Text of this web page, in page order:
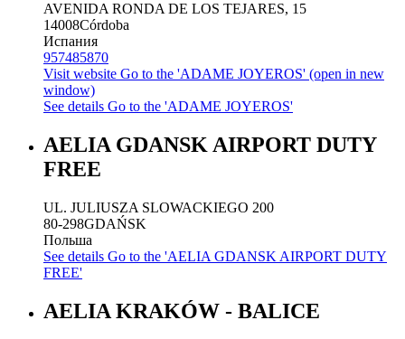
AVENIDA RONDA DE LOS TEJARES, 15
14008Córdoba
Испания
957485870
Visit website Go to the 'ADAME JOYEROS' (open in new
window)
See details Go to the 'ADAME JOYEROS'
AELIA GDANSK AIRPORT DUTY
FREE
UL. JULIUSZA SLOWACKIEGO 200
80-298GDAŃSK
Польша
See details Go to the 'AELIA GDANSK AIRPORT DUTY
FREE'
AELIA KRAKÓW - BALICE